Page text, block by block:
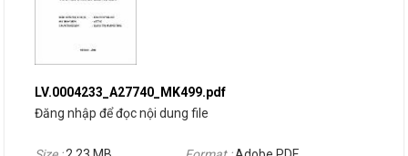
LV.0004233_A27740_MK499.pdf
Đăng nhập để đọc nội dung file